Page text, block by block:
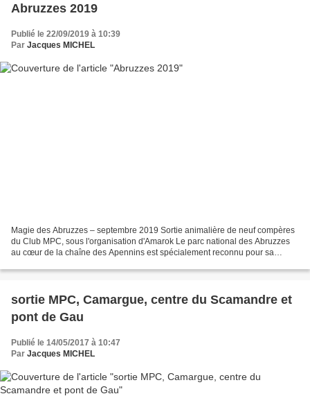
Abruzzes 2019
Publié le 22/09/2019 à 10:39
Par Jacques MICHEL
Magie des Abruzzes – septembre 2019 Sortie animalière de neuf compères
du Club MPC, sous l'organisation d'Amarok Le parc national des Abruzzes
au cœur de la chaîne des Apennins est spécialement reconnu pour sa
sortie MPC, Camargue, centre du Scamandre et
pont de Gau
Publié le 14/05/2017 à 10:47
Par Jacques MICHEL